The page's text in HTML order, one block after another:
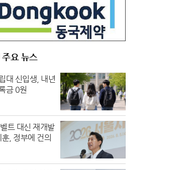
요 뉴스
대 신입생, 내년
금 0원
트 대신 재개발
, 정부에 건의